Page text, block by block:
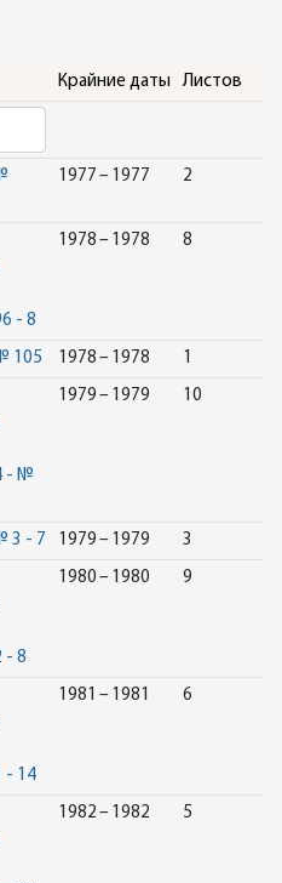
Крайние даты Листов
1977 – 1977 2
- 8
1978 – 1978 8
105 1978 – 1978 1
- №
1979 – 1979 10
3 - 7 1979 – 1979 3
- 8
1980 – 1980 9
- 14
1981 – 1981 6
1982 – 1982 5